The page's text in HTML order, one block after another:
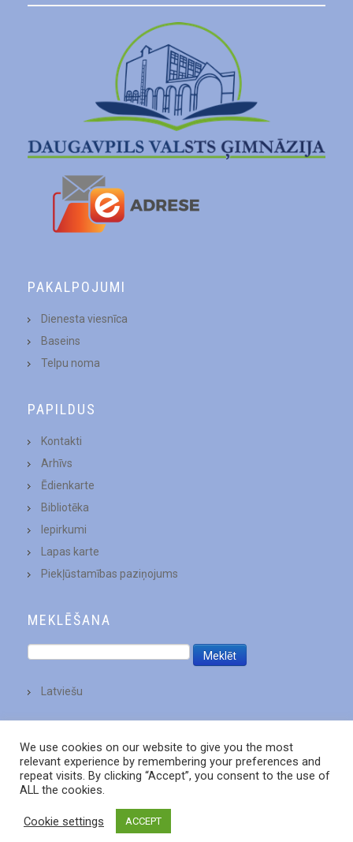
PAKALPOJUMI
Dienesta viesnīca
Baseins
Telpu noma
PAPILDUS
Kontakti
Arhīvs
Ēdienkarte
Bibliotēka
Iepirkumi
Lapas karte
Piekļūstamības paziņojums
MEKLĒŠANA
Latviešu
We use cookies on our website to give you the most
relevant experience by remembering your preferences and
repeat visits. By clicking “Accept”, you consent to the use of
ALL the cookies.
Cookie settings ACCEPT